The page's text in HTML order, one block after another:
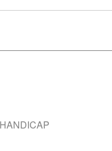
HANDICAP